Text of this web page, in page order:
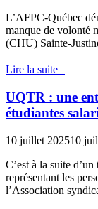
L’AFPC-Québec
manque de volonté
(CHU) Sainte-
Lire la suite
UQTR : une
étudiantes
10 juillet 202510
C’est à la suite
représentant les
l’Association